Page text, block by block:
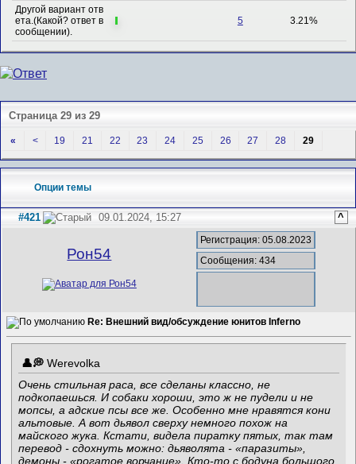
Другой вариант отв
ета.(Какой? ответ в
сообщении).
5 3.21%
Страница 29 из 29
« < 19 21 22 23 24 25 26 27 28 29
Опции темы
#421 09.01.2024, 15:27 ^
Рон54
Регистрация: 05.08.2023
Сообщения: 434
Re: Внешний вид/обсуждение юнитов Inferno
Werevolka
Очень стильная раса, все сделаны классно, не
подкопаешься. И собаки хороши, это ж не пудели и не
мопсы, а адские псы все же. Особенно мне нравятся кони
альтовые. А вот дьявол сверху немного похож на
майского жука. Кстати, видела пиратку пятых, так там
перевод - сдохнуть можно: дьяволята - «паразиты»,
демоны - «рогатое ворчание». Кто-то с бодуна большого